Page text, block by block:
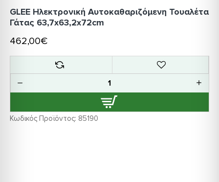
Κωδικός Προϊόντος: 85190
GLEE Ηλεκτρονική Αυτοκαθαριζόμενη Τουαλέτα
Γάτας 63,7x63,2x72cm
462,00€